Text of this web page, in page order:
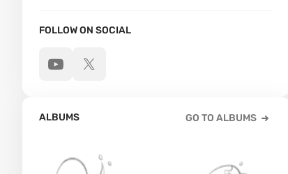
FOLLOW ON SOCIAL
ALBUMS GO TO ALBUMS